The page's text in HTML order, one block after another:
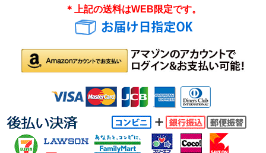
＊上記の送料はWEB限定です。